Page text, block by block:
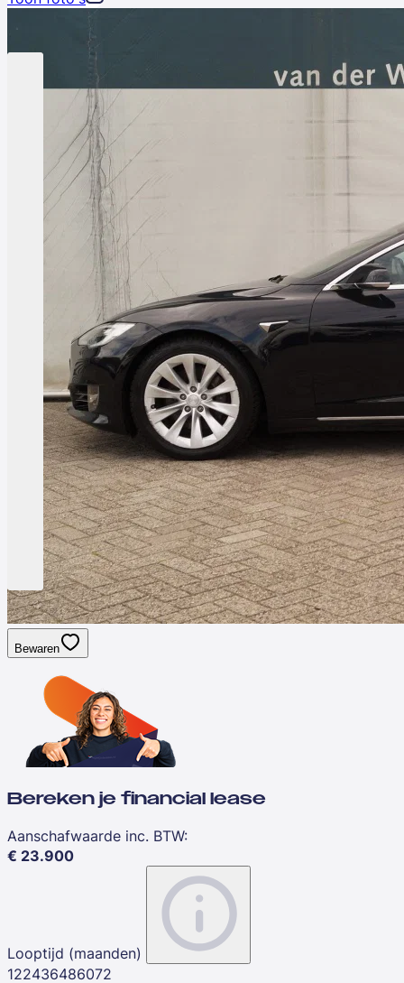
Bewaren
Bereken je financial lease
Aanschafwaarde inc. BTW:
€ 23.900
Looptijd (maanden)
122436486072